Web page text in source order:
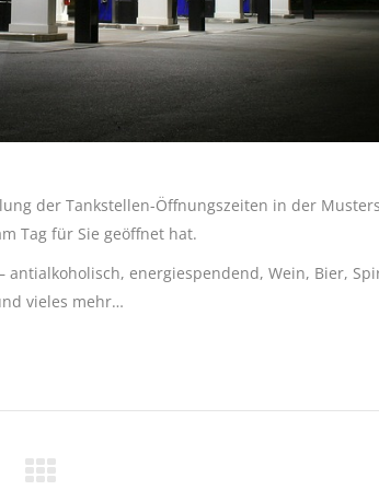
der Tankstellen-Öffnungszeiten in der
Tag für Sie geöffnet hat.
antialkoholisch, energiespendend, Wein, Bier,
vieles mehr…